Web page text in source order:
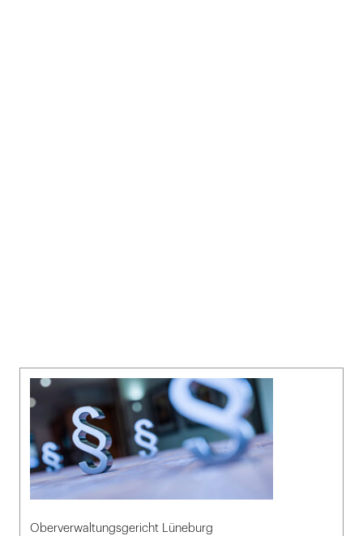
Oberverwaltungsgericht Lüneburg